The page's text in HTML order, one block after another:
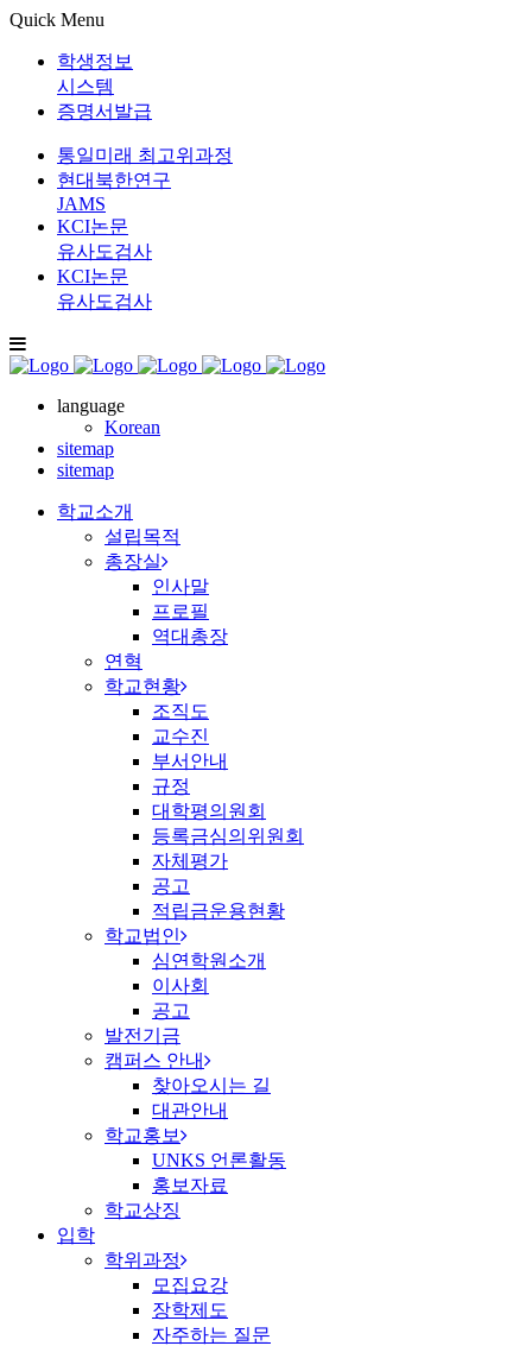
Quick Menu
학생정보
시스템
증명서발급
통일미래 최고위과정
현대북한연구
JAMS
KCI논문
유사도검사
KCI논문
유사도검사
language
Korean
sitemap
sitemap
학교소개
설립목적
총장실
인사말
프로필
역대총장
연혁
학교현황
조직도
교수진
부서안내
규정
대학평의원회
등록금심의위원회
자체평가
공고
적립금운용현황
학교법인
심연학원소개
이사회
공고
발전기금
캠퍼스 안내
찾아오시는 길
대관안내
학교홍보
UNKS 언론활동
홍보자료
학교상징
입학
학위과정
모집요강
장학제도
자주하는 질문